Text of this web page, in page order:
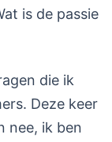
is de passie
die ik
Deze keer
nee, ik ben